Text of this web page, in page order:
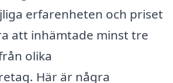
erfarenheten och priset
att inhämtade minst tre
olika
Här är några